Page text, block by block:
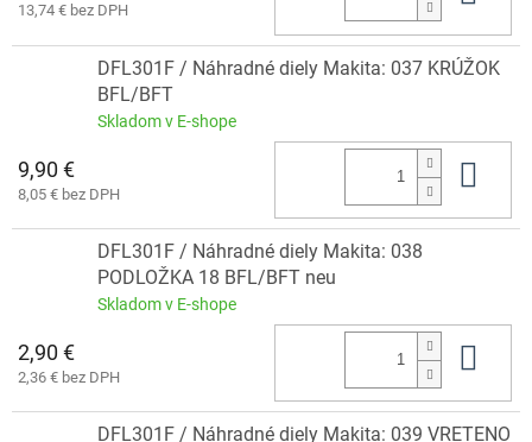
13,74 € bez DPH
DFL301F / Náhradné diely Makita: 037 KRÚŽOK
BFL/BFT
Skladom v E-shope
9,90 €
8,05 € bez DPH
DFL301F / Náhradné diely Makita: 038
PODLOŽKA 18 BFL/BFT neu
Skladom v E-shope
2,90 €
2,36 € bez DPH
DFL301F / Náhradné diely Makita: 039 VRETENO